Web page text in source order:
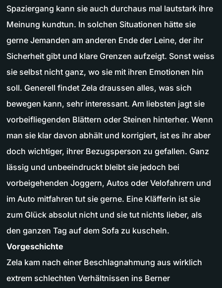
Spaziergang kann sie auch durchaus mal lautstark ihre
Meinung kundtun. In solchen Situationen hätte sie
gerne Jemanden am anderen Ende der Leine, der ihr
Sicherheit gibt und klare Grenzen aufzeigt. Sonst weiss
sie selbst nicht ganz, wo sie mit ihren Emotionen hin
soll. Generell findet Zela draussen alles, was sich
bewegen kann, sehr interessant. Am liebsten jagt sie
vorbeifliegenden Blättern oder Steinen hinterher. Wenn
man sie klar davon abhält und korrigiert, ist es ihr aber
doch wichtiger, ihrer Bezugsperson zu gefallen. Ganz
lässig und unbeeindruckt bleibt sie jedoch bei
vorbeigehenden Joggern, Autos oder Velofahrern und
im Auto mitfahren tut sie gerne. Eine Kläfferin ist sie
zum Glück absolut nicht und sie tut nichts lieber, als
den ganzen Tag auf dem Sofa zu kuscheln.
Vorgeschichte
Zela kam nach einer Beschlagnahmung aus wirklich
extrem schlechten Verhältnissen ins Berner